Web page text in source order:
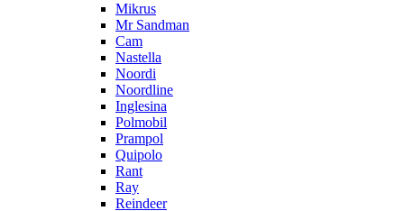
Mikrus
Mr Sandman
Cam
Nastella
Noordi
Noordline
Inglesina
Polmobil
Prampol
Quipolo
Rant
Ray
Reindeer